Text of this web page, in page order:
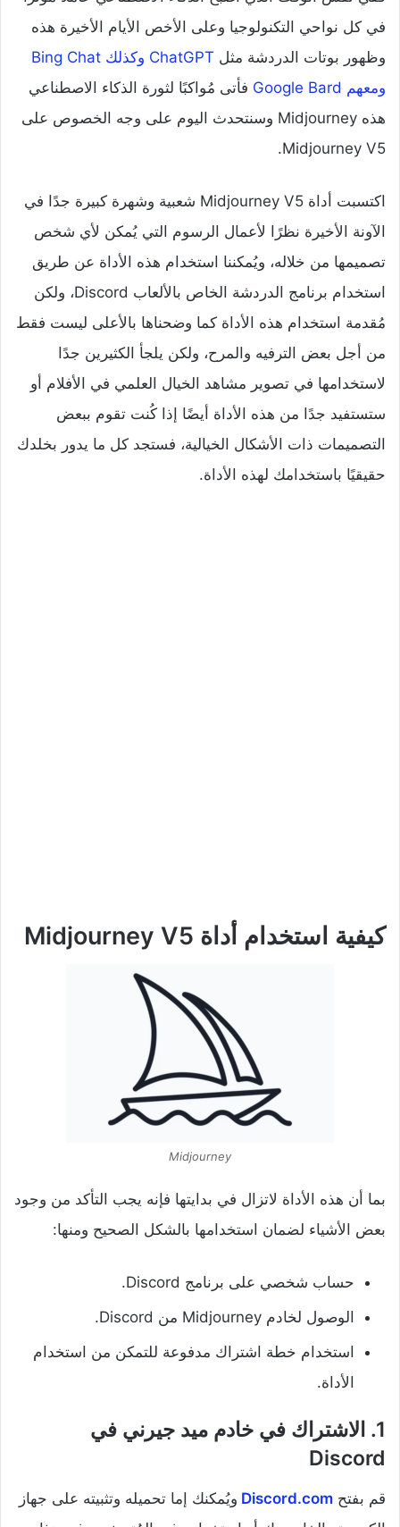
في كل نواحي التكنولوجيا وعلى الأخص الأيام الأخيرة هذه
وظهور بوتات الدردشة مثل
ChatGPT وكذلك Bing Chat
ومعهم Google Bard
فأتى مُواكبًا لثورة الذكاء الاصطناعي
هذه Midjourney وسنتحدث اليوم على وجه الخصوص على
Midjourney V5.
اكتسبت أداة Midjourney V5 شعبية وشهرة كبيرة جدًا في
الآونة الأخيرة نظرًا لأعمال الرسوم التي يُمكن لأي شخص
تصميمها من خلاله، ويُمكننا استخدام هذه الأداة عن طريق
استخدام برنامج الدردشة الخاص بالألعاب Discord، ولكن
مُقدمة استخدام هذه الأداة كما وضحناها بالأعلى ليست فقط
من أجل بعض الترفيه والمرح، ولكن يلجأ الكثيرين جدًا
لاستخدامها في تصوير مشاهد الخيال العلمي في الأفلام أو
ستستفيد جدًا من هذه الأداة أيضًا إذا كُنت تقوم ببعض
التصميمات ذات الأشكال الخيالية، فستجد كل ما يدور بخلدك
حقيقيًا باستخدامك لهذه الأداة.
كيفية استخدام أداة Midjourney V5
Midjourney
بما أن هذه الأداة لاتزال في بدايتها فإنه يجب التأكد من وجود
بعض الأشياء لضمان استخدامها بالشكل الصحيح ومنها:
حساب شخصي على برنامج Discord.
الوصول لخادم Midjourney من Discord.
استخدام خطة اشتراك مدفوعة للتمكن من استخدام
الأداة.
1. الاشتراك في خادم ميد جيرني في
Discord
قم بفتح Discord.com ويُمكنك إما تحميله وتثبيته على جهاز